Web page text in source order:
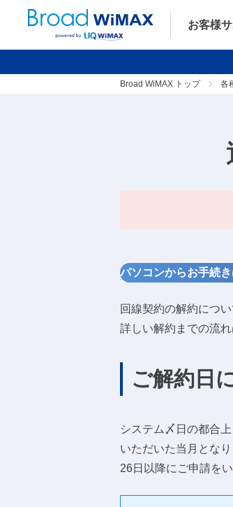
お客様
Broad WiMAX トップ 各
パソコンからお手続
回線契約の解約につ
詳しい解約までの流
ご解約日
システム〆日の都合
いただいた当月となり
26日以降にご申請を